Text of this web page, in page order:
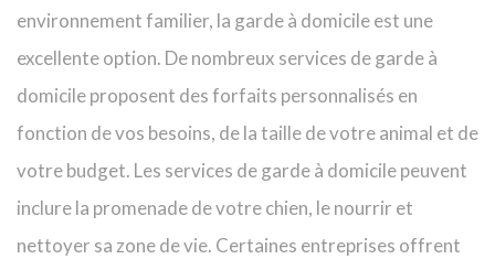
environnement familier, la garde à domicile est une
excellente option. De nombreux services de garde à
domicile proposent des forfaits personnalisés en
fonction de vos besoins, de la taille de votre animal et de
votre budget. Les services de garde à domicile peuvent
inclure la promenade de votre chien, le nourrir et
nettoyer sa zone de vie. Certaines entreprises offrent